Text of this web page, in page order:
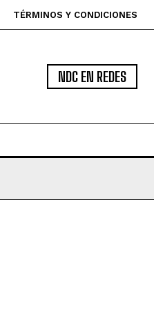
TÉRMINOS Y CONDICIONES
NDC EN REDES